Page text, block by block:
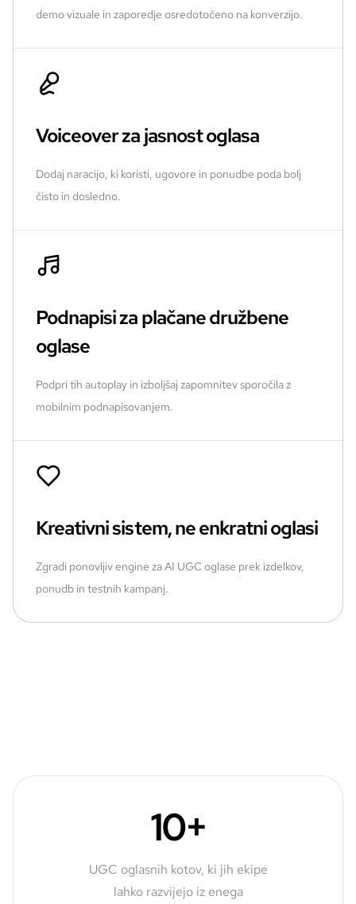
demo vizuale in zaporedje osredotočeno na konverzijo.
Voiceover za jasnost oglasa
Dodaj naracijo, ki koristi, ugovore in ponudbe poda bolj
čisto in dosledno.
Podnapisi za plačane družbene
oglase
Podpri tih autoplay in izboljšaj zapomnitev sporočila z
mobilnim podnapisovanjem.
Kreativni sistem, ne enkratni oglasi
Zgradi ponovljiv engine za AI UGC oglase prek izdelkov,
ponudb in testnih kampanj.
10+
UGC oglasnih kotov, ki jih ekipe
lahko razvijejo iz enega